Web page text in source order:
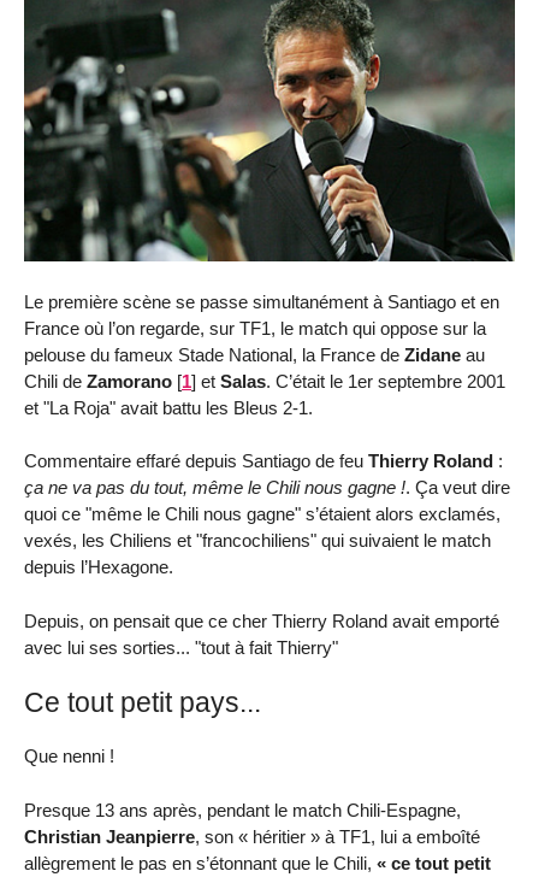
Le première scène se passe simultanément à Santiago et en
France où l’on regarde, sur TF1, le match qui oppose sur la
pelouse du fameux Stade National, la France de Zidane au
Chili de Zamorano [1] et Salas. C’était le 1er septembre 2001
et "La Roja" avait battu les Bleus 2-1.
Commentaire effaré depuis Santiago de feu Thierry Roland :
ça ne va pas du tout, même le Chili nous gagne !. Ça veut dire
quoi ce "même le Chili nous gagne" s’étaient alors exclamés,
vexés, les Chiliens et "francochiliens" qui suivaient le match
depuis l’Hexagone.
Depuis, on pensait que ce cher Thierry Roland avait emporté
avec lui ses sorties... "tout à fait Thierry"
Ce tout petit pays...
Que nenni !
Presque 13 ans après, pendant le match Chili-Espagne,
Christian Jeanpierre, son « héritier » à TF1, lui a emboîté
allègrement le pas en s’étonnant que le Chili, « ce tout petit